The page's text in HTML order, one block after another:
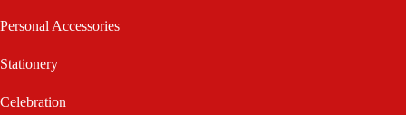
Personal Accessories
Stationery
Celebration